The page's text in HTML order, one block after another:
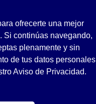
ofrecerte una mejor
Si continúas navegando,
plenamente y sin
de tus datos personales
Aviso de Privacidad.